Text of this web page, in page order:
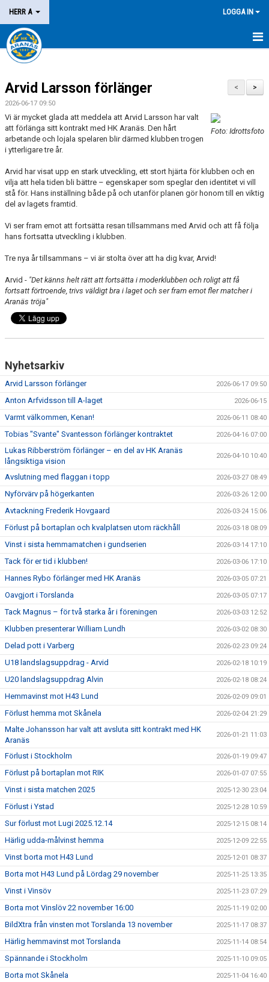
HERR A LOGGA IN
HEM
NYHETER
KALENDER
MATCHER
>
<
Arvid Larsson förlänger
2026-06-17 09:50
Foto: Idrottsfoto
Vi är mycket glada att meddela att Arvid Larsson har valt
att förlänga sitt kontrakt med HK Aranäs. Den hårt
arbetande och lojala spelaren blir därmed klubben trogen
i ytterligare tre år.
Arvid har visat upp en stark utveckling, ett stort hjärta för klubben och en
vilja att hela tiden bli bättre – egenskaper som speglar den identitet vi vill
stå för. Hans inställning både på och utanför planen gör honom till en viktig
del av lagets framtid.
Vi ser fram emot att fortsätta resan tillsammans med Arvid och att få följa
hans fortsatta utveckling i klubben.
Tre nya år tillsammans – vi är stolta över att ha dig kvar, Arvid!
Arvid - "Det känns helt rätt att fortsätta i moderklubben och roligt att få
fortsatt förtroende, trivs väldigt bra i laget och ser fram emot fler matcher i
Aranäs tröja"
Nyhetsarkiv
Arvid Larsson förlänger 2026-06-17 09:50
Anton Arfvidsson till A-laget 2026-06-15
Varmt välkommen, Kenan! 2026-06-11 08:40
Tobias "Svante" Svantesson förlänger kontraktet 2026-04-16 07:00
Lukas Ribberström förlänger – en del av HK Aranäs
långsiktiga vision
2026-04-10 10:40
Avslutning med flaggan i topp 2026-03-27 08:49
Nyförvärv på högerkanten 2026-03-26 12:00
Avtackning Frederik Hovgaard 2026-03-24 15:06
Förlust på bortaplan och kvalplatsen utom räckhåll 2026-03-18 08:09
Vinst i sista hemmamatchen i gundserien 2026-03-14 17:10
Tack för er tid i klubben! 2026-03-06 17:10
Hannes Rybo förlänger med HK Aranäs 2026-03-05 07:21
Oavgjort i Torslanda 2026-03-05 07:17
Tack Magnus – för två starka år i föreningen 2026-03-03 12:52
Klubben presenterar William Lundh 2026-03-02 08:30
Delad pott i Varberg 2026-02-23 09:24
U18 landslagsuppdrag - Arvid 2026-02-18 10:19
U20 landslagsuppdrag Alvin 2026-02-18 08:24
Hemmavinst mot H43 Lund 2026-02-09 09:01
Förlust hemma mot Skånela 2026-02-04 21:29
Malte Johansson har valt att avsluta sitt kontrakt med HK
Aranäs
2026-01-21 11:03
Förlust i Stockholm 2026-01-19 09:47
Förlust på bortaplan mot RIK 2026-01-07 07:55
Vinst i sista matchen 2025 2025-12-30 23:04
Förlust i Ystad 2025-12-28 10:59
Sur förlust mot Lugi 2025.12.14 2025-12-15 08:14
Härlig udda-målvinst hemma 2025-12-09 22:55
Vinst borta mot H43 Lund 2025-12-01 08:37
Borta mot H43 Lund på Lördag 29 november 2025-11-25 13:35
Vinst i Vinsöv 2025-11-23 07:29
Borta mot Vinslöv 22 november 16:00 2025-11-19 02:00
BildXtra från vinsten mot Torslanda 13 november 2025-11-17 08:37
Härlig hemmavinst mot Torslanda 2025-11-14 08:54
Spännande i Stockholm 2025-11-10 09:05
Borta mot Skånela 2025-11-04 16:40